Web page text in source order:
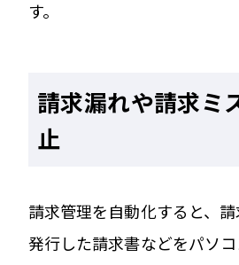
す。
請求漏れや請求ミ
止
請求管理を自動化すると、
発行した請求書などをパソ